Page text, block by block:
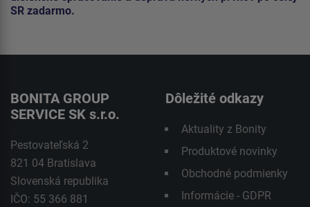
SR zadarmo.
BONITA GROUP
SERVICE SK s.r.o.
Pestovateľská 2
821 04 Bratislava
Slovenská republika
IČO: 55 366 881
Dôležité odkazy
Aktuality z Bonity
Produktové novinky
Obchodné podmienky
Informácie - GDPR